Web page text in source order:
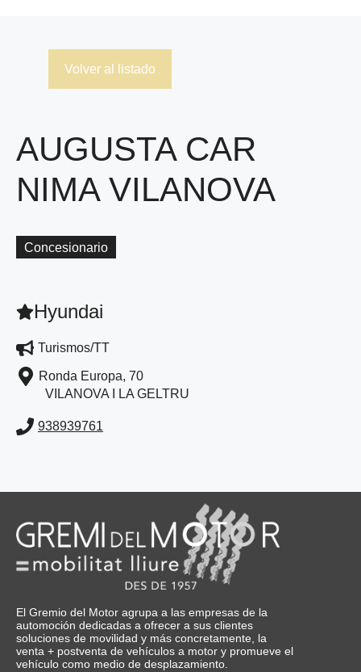
Volver al listado
AUGUSTA CAR
NIMA VILANOVA
Concesionario
Hyundai
Turismos/TT
Ronda Europa, 70
VILANOVA I LA GELTRU
938939761
El Gremio del Motor agrupa a las empresas de la
automoción dedicadas a ofrecer a sus clientes
soluciones de movilidad y más concretamente, la
venta + postventa de vehículos a motor y promueve el
vehículo como medio de desplazamiento.